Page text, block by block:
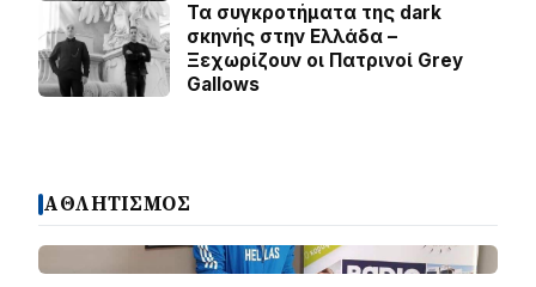
Τα συγκροτήματα της dark
σκηνής στην Ελλάδα –
Ξεχωρίζουν οι Πατρινοί Grey
Gallows
ΑΘΛΗΤΙΣΜΟΣ